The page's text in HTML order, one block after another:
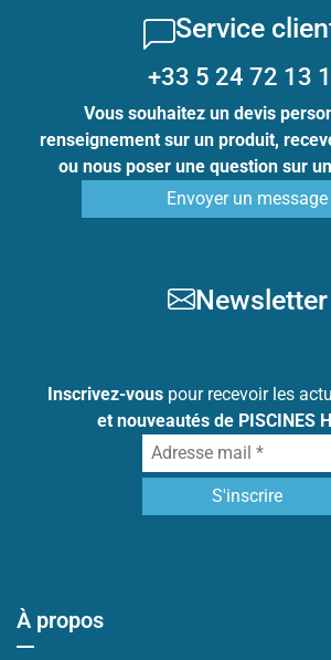
Service
+33 5 24 72 13
Vous souhaitez un devis
renseignement sur un produit,
ou nous poser une question sur
Envoyer un message
Newsletter
Inscrivez-vouspour recevoir les
et nouveautés de PISCINES
À propos